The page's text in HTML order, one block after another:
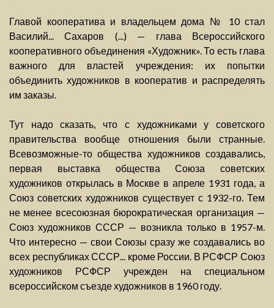
Главой кооператива и владельцем дома № 10 стал
Василий... Сахаров (...) — глава Всероссийского
кооперативного объединения «Художник». То есть глава
важного для властей учреждения: их попытки
объединить художников в кооператив и распределять
им заказы.
Тут надо сказать, что с художниками у советского
правительства вообще отношения были странные.
Всевозможные-то общества художников создавались,
первая выставка общества Союза советских
художников открылась в Москве в апреле 1931 года, а
Союз советских художников существует с 1932-го. Тем
не менее всесоюзная бюрократическая организация —
Союз художников СССР — возникла только в 1957-м.
Что интересно — свои Союзы сразу же создавались во
всех республиках СССР... кроме России. В РСФСР Союз
художников РСФСР учрежден на специальном
всероссийском съезде художников в 1960 году.